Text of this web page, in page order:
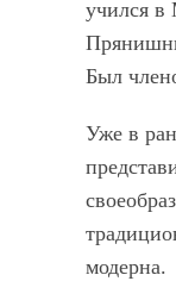
учился
Был
Уже в
модерна.